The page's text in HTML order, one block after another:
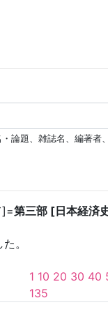
論題、雑誌名、編著者
]=第三部 [日本経済
。
1 10 20 30 40
135